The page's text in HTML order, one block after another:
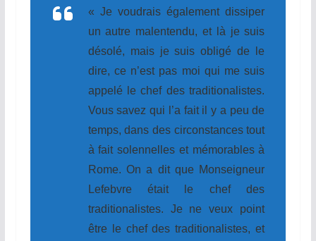
« Je voudrais également dissiper
un autre malentendu, et là je suis
désolé, mais je suis obligé de le
dire, ce n’est pas moi qui me suis
appelé le chef des traditionalistes.
Vous savez qui l’a fait il y a peu de
temps, dans des circonstances tout
à fait solennelles et mémorables à
Rome. On a dit que Monseigneur
Lefebvre était le chef des
traditionalistes. Je ne veux point
être le chef des traditionalistes, et